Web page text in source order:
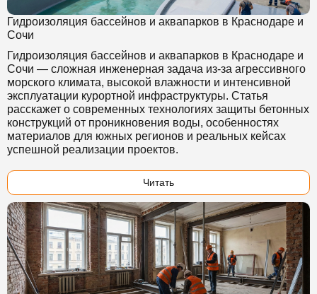
Гидроизоляция бассейнов и аквапарков в Краснодаре и
Сочи
Гидроизоляция бассейнов и аквапарков в Краснодаре и
Сочи — сложная инженерная задача из-за агрессивного
морского климата, высокой влажности и интенсивной
эксплуатации курортной инфраструктуры. Статья
расскажет о современных технологиях защиты бетонных
конструкций от проникновения воды, особенностях
материалов для южных регионов и реальных кейсах
успешной реализации проектов.
Читать